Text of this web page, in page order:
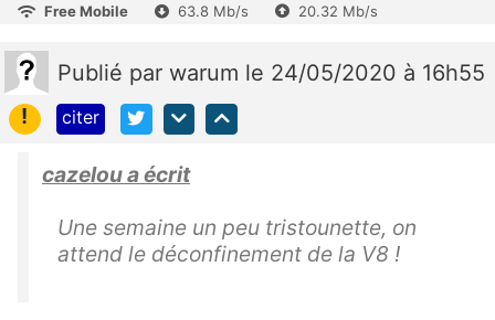
Free Mobile 63.8 Mb/s 20.32 Mb/s
Publié par warum le 24/05/2020 à 16h55
!
citer
cazelou a écrit
Une semaine un peu tristounette, on
attend le déconfinement de la V8 !